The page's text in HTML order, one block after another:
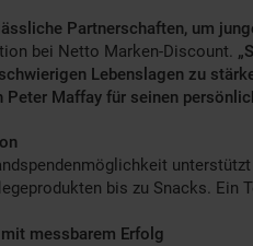
Partnerschaften, um
bei Netto Marken-Discount.
Lebenslagen zu
Maffay für seinen
bis zu Snacks.
messbarem Erfolg